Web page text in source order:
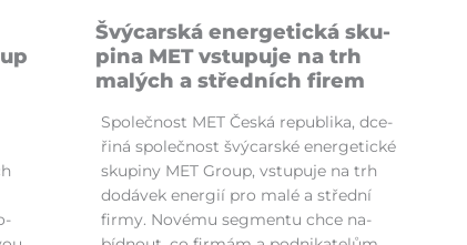
Švý­carská ener­ge­tická sku­
pi­na MET vstu­puje na trh
ma­lých a středních fi­rem
Společnost MET Česká repub­lika, dce­
ři­ná společnost švý­carské ener­ge­tické
sku­pi­ny MET Group, vstu­puje na trh
do­dávek ener­gií pro ma­lé a střední
fir­my. Nové­mu seg­men­tu chce na­